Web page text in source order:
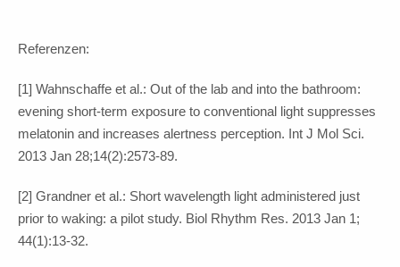
Referenzen:
[1] Wahnschaffe et al.: Out of the lab and into the bathroom:
evening short-term exposure to conventional light suppresses
melatonin and increases alertness perception. Int J Mol Sci.
2013 Jan 28;14(2):2573-89.
[2] Grandner et al.: Short wavelength light administered just
prior to waking: a pilot study. Biol Rhythm Res. 2013 Jan 1;
44(1):13-32.